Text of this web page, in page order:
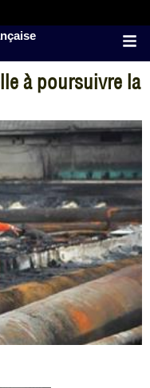
à poursuivre la